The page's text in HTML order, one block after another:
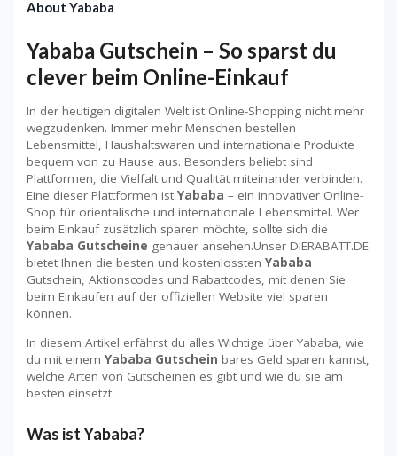
About Yababa
Yababa Gutschein – So sparst du
clever beim Online-Einkauf
In der heutigen digitalen Welt ist Online-Shopping nicht mehr
wegzudenken. Immer mehr Menschen bestellen
Lebensmittel, Haushaltswaren und internationale Produkte
bequem von zu Hause aus. Besonders beliebt sind
Plattformen, die Vielfalt und Qualität miteinander verbinden.
Eine dieser Plattformen ist Yababa – ein innovativer Online-
Shop für orientalische und internationale Lebensmittel. Wer
beim Einkauf zusätzlich sparen möchte, sollte sich die
Yababa Gutscheine genauer ansehen.Unser DIERABATT.DE
bietet Ihnen die besten und kostenlossten Yababa
Gutschein, Aktionscodes und Rabattcodes, mit denen Sie
beim Einkaufen auf der offiziellen Website viel sparen
können.
In diesem Artikel erfährst du alles Wichtige über Yababa, wie
du mit einem Yababa Gutschein bares Geld sparen kannst,
welche Arten von Gutscheinen es gibt und wie du sie am
besten einsetzt.
Was ist Yababa?